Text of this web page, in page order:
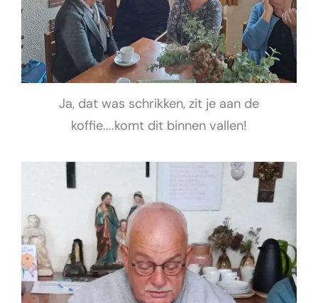
Ja, dat was schrikken, zit je aan de
koffie....komt dit binnen vallen!